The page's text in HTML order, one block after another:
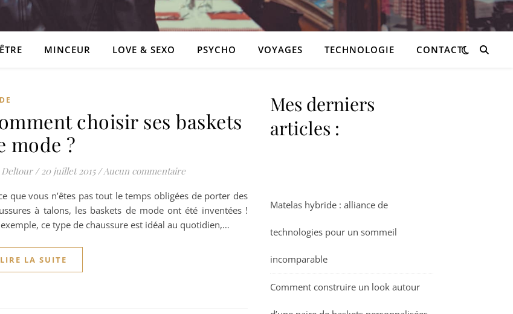
MINCEUR LOVE & SEXO PSYCHO VOYAGES TECHNOLOGIE CONTACT
choisir ses baskets
mode ?
Deltour / 20 juillet 2015 /Aucun commentaire
que vous n’êtes pas tout le temps obligées de porter des
à talons, les baskets de mode ont été inventées !
ce type de chaussure est idéal au quotidien,…
LIRE LA SUITE
Mes derniers
articles :
Matelas hybride : alliance de
technologies pour un sommeil
incomparable
Comment construire un look autour